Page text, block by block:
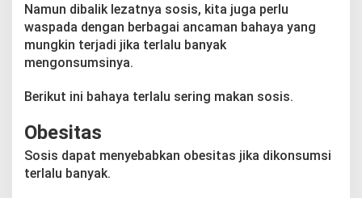
Namun dibalik lezatnya sosis, kita juga perlu
waspada dengan berbagai ancaman bahaya yang
mungkin terjadi jika terlalu banyak
mengonsumsinya.
Berikut ini bahaya terlalu sering makan sosis.
Obesitas
Sosis dapat menyebabkan obesitas jika dikonsumsi
terlalu banyak.